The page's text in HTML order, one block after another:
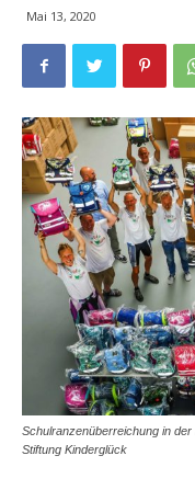
Mai 13, 2020
Schulranzenüberreichung in
Stiftung Kinderglück